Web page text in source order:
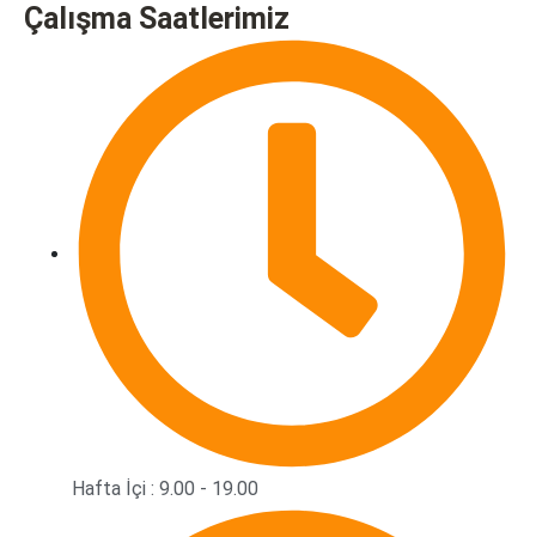
Çalışma Saatlerimiz
Hafta İçi : 9.00 - 19.00